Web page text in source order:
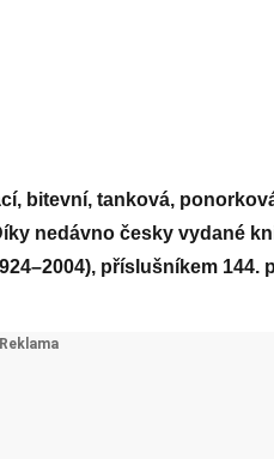
bitevní, tanková,
nedávno česky vydané
příslušníkem 144.